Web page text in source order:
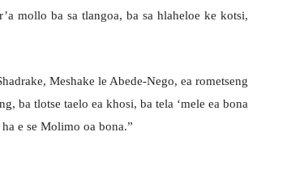
mollo ba sa tlangoa, ba sa hlaheloe ke kotsi,
Meshake le Abede-Nego, ea rometseng
ba tlotse taelo ea khosi, ba tela ‘mele ea bona
e se Molimo oa bona.”